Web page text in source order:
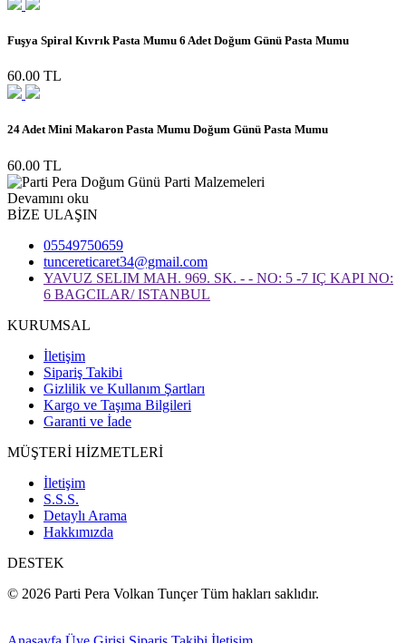
Fuşya Spiral Kıvrık Pasta Mumu 6 Adet Doğum Günü Pasta Mumu
60.00 TL
24 Adet Mini Makaron Pasta Mumu Doğum Günü Pasta Mumu
60.00 TL
Devamını oku
BİZE ULAŞIN
05549750659
tuncereticaret34@gmail.com
YAVUZ SELIM MAH. 969. SK. - - NO: 5 -7 IÇ KAPI NO:
6 BAGCILAR/ ISTANBUL
KURUMSAL
İletişim
Sipariş Takibi
Gizlilik ve Kullanım Şartları
Kargo ve Taşıma Bilgileri
Garanti ve İade
MÜŞTERİ HİZMETLERİ
İletişim
S.S.S.
Detaylı Arama
Hakkımızda
DESTEK
© 2026 Parti Pera Volkan Tunçer Tüm hakları saklıdır.